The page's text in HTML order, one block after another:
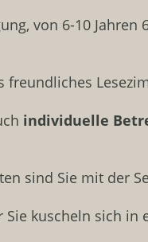
von 6-10 Jahren
freundliches
individuelle
sind Sie mit der
kuscheln sich in